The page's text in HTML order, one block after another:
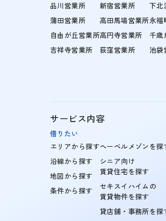
品川営業所
蒲田営業所
自由が丘営業所
吉祥寺営業所
新宿営業所
高田馬場営業所
高円寺営業所
荻窪営業所
下北
永福
千歳
池袋
サービス内容
借りたい
エリアから探す
沿線から探す
地図から探す
条件から探す
ヘーベルメゾンを探
シニア向け
賃貸住宅を探す
セキスイハイムの
賃貸物件を探す
貸店舗・事務所を探